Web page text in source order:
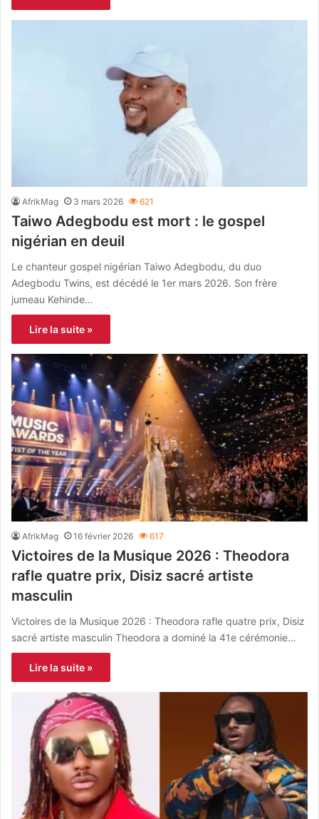
AfrikMag 3 mars 2026 621
Taiwo Adegbodu est mort : le gospel
nigérian en deuil
Le chanteur gospel nigérian Taiwo Adegbodu, du duo
Adegbodu Twins, est décédé le 1er mars 2026. Son frère
jumeau Kehinde…
Lire la suite »
AfrikMag 16 février 2026 617
Victoires de la Musique 2026 : Theodora
rafle quatre prix, Disiz sacré artiste
masculin
Victoires de la Musique 2026 : Theodora rafle quatre prix, Disiz
sacré artiste masculin Theodora a dominé la 41e cérémonie…
Lire la suite »